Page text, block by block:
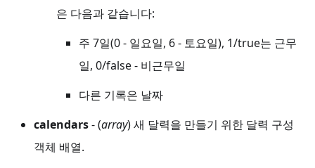
은 다음과 같습니다:
주 7일(0 - 일요일, 6 - 토요일), 1/true는 근무
일, 0/false - 비근무일
다른 기록은 날짜
calendars- (array) 새 달력을 만들기 위한 달력 구성
객체 배열.